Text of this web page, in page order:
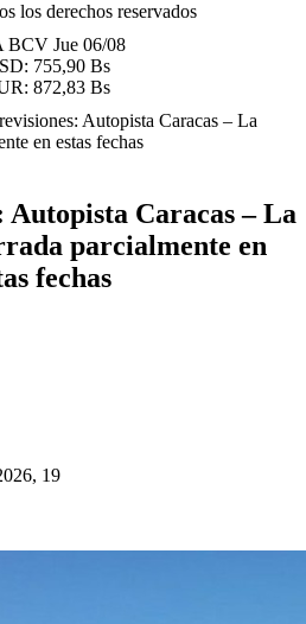
los derechos reservados
BCV Jue 06/08
755,90 Bs
872,83 Bs
Autopista Caracas – La
en estas fechas
Autopista Caracas – La
parcialmente en
fechas
19